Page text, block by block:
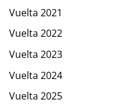
Vuelta 2021
Vuelta 2022
Vuelta 2023
Vuelta 2024
Vuelta 2025